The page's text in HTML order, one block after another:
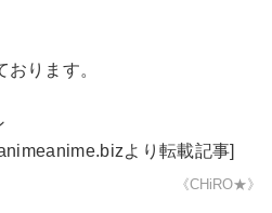
ります。
より転載記事]
《CHiRO★》